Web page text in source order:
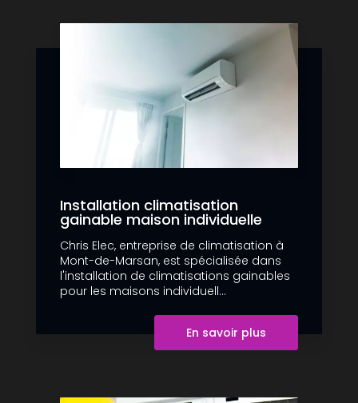
Installation climatisation
gainable maison individuelle
Chris Elec, entreprise de climatisation à
Mont-de-Marsan, est spécialisée dans
l'installation de climatisations gainables
pour les maisons individuell...
En savoir plus